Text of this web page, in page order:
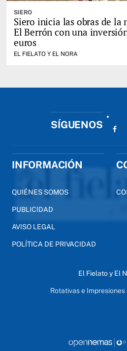
SIERO
Siero inicia las obras de la
El Berrón con una
euros
EL FIELATO Y EL NORA
SÍGUENOS
INFORMACIÓN
QUIÉNES SOMOS
PUBLICIDAD
AVISO LEGAL
POLÍTICA DE PRIVACIDAD
El Fielato y El
Rotativas e Impresiones